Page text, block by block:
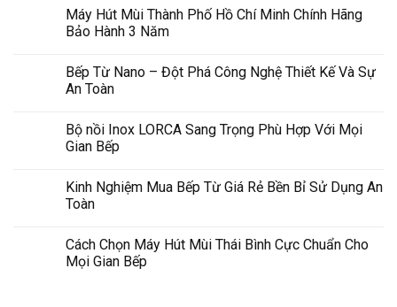
Máy Hút Mùi Thành Phố Hồ Chí Minh Chính Hãng
Bảo Hành 3 Năm
Bếp Từ Nano – Đột Phá Công Nghệ Thiết Kế Và Sự
An Toàn
Bộ nồi Inox LORCA Sang Trọng Phù Hợp Với Mọi
Gian Bếp
Kinh Nghiệm Mua Bếp Từ Giá Rẻ Bền Bỉ Sử Dụng An
Toàn
Cách Chọn Máy Hút Mùi Thái Bình Cực Chuẩn Cho
Mọi Gian Bếp